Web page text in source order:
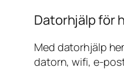
Datorhjälp för
Med datorhjälp
datorn, wifi, e-